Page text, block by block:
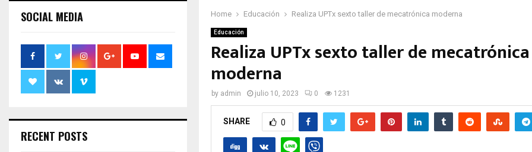
Home Educación Realiza UPTx sexto taller de mecatrónica moderna
Educación
Realiza UPTx sexto taller de mecatrónica
moderna
by admin julio 10, 2023 0 1231
SHARE 0
SOCIAL MEDIA
RECENT POSTS